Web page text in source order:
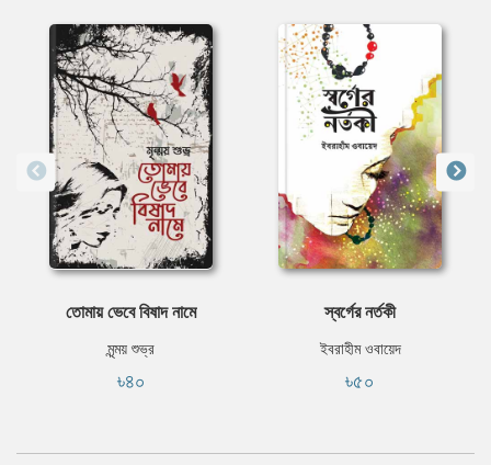
তোমায় ভেবে বিষাদ নামে
মৃন্ময় শুভ্র
৳৪০
স্বর্গের নর্তকী
ইবরাহীম ওবায়েদ
৳৫০